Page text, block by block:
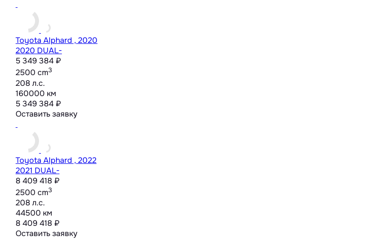
Toyota Alphard , 2020
2020 DUAL-
5 349 384 ₽
2500 cm3
208 л.с.
160000 км
5 349 384 ₽
Оставить заявку
Toyota Alphard , 2022
2021 DUAL-
8 409 418 ₽
2500 cm3
208 л.с.
44500 км
8 409 418 ₽
Оставить заявку